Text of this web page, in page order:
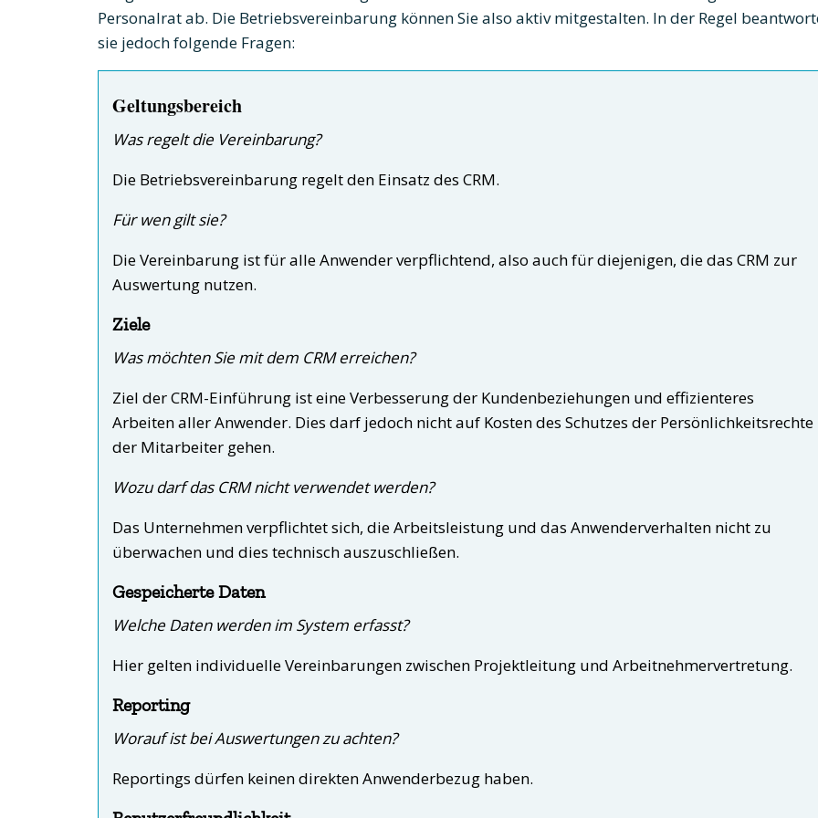
Personalrat ab. Die Betriebsvereinbarung können Sie also aktiv mitgestalten. In der Regel
sie jedoch folgende Fragen:
Geltungsbereich
Was regelt die Vereinbarung?
Die Betriebsvereinbarung regelt den Einsatz des CRM.
Für wen gilt sie?
Die Vereinbarung ist für alle Anwender verpflichtend, also auch für diejenigen, die das CRM zur
Auswertung nutzen.
Ziele
Was möchten Sie mit dem CRM erreichen?
Ziel der CRM-Einführung ist eine Verbesserung der Kundenbeziehungen und effizienteres
Arbeiten aller Anwender. Dies darf jedoch nicht auf Kosten des Schutzes der Persönlichkeitsrechte
der Mitarbeiter gehen.
Wozu darf das CRM nicht verwendet werden?
Das Unternehmen verpflichtet sich, die Arbeitsleistung und das Anwenderverhalten nicht zu
überwachen und dies technisch auszuschließen.
Gespeicherte Daten
Welche Daten werden im System erfasst?
Hier gelten individuelle Vereinbarungen zwischen Projektleitung und Arbeitnehmervertretung.
Reporting
Worauf ist bei Auswertungen zu achten?
Reportings dürfen keinen direkten Anwenderbezug haben.